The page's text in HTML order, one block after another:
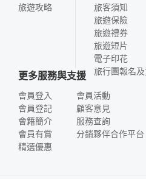
旅遊攻略
旅客須知
旅遊保險
旅遊禮券
旅遊短片
電子印花
旅行團報名
更多服務與支援
會員登入
會員登記
會籍簡介
會員有賞
精選優惠
會員活動
顧客意見
服務查詢
分銷夥伴合作平台